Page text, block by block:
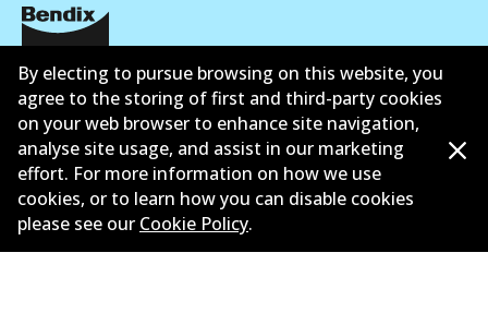
ข้อมูลบริษัท
ซัพพลายเออร์
ติดต่อ
นโยบายความเป็นส่วนตัว
การรับประกัน
By electing to pursue browsing on this website, you
agree to the storing of first and third-party cookies
on your web browser to enhance site navigation,
analyse site usage, and assist in our marketing
effort. For more information on how we use
cookies, or to learn how you can disable cookies
please see our Cookie Policy.